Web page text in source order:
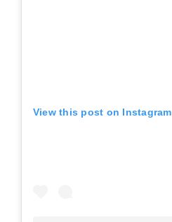
View this post on Instagram